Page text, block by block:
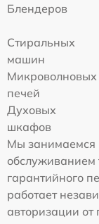
Блендеров
Стиральных
машин
Микроволновых
печей
Духовых
шкафов
Мы занимаемся
обслуживанием
гарантийного
работает
авторизации